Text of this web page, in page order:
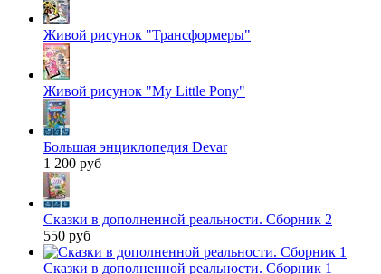
Живой рисунок "Трансформеры"
Живой рисунок "My Little Pony"
Большая энциклопедия Devar
1 200 руб
Сказки в дополненной реальности. Сборник 2
550 руб
Сказки в дополненной реальности. Сборник 1